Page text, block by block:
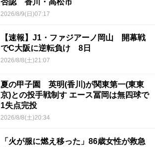
2026/8/9(日)07:17
【速報】J1・ファジアーノ岡山 開幕戦
でC大阪に逆転負け 8日
2026/8/8(土)21:07
夏の甲子園 英明(香川)が関東第一(東東
京)との投手戦制す エース冨岡は無四球で
1失点完投
2026/8/8(土)20:34
「火が服に燃え移った」86歳女性が救急